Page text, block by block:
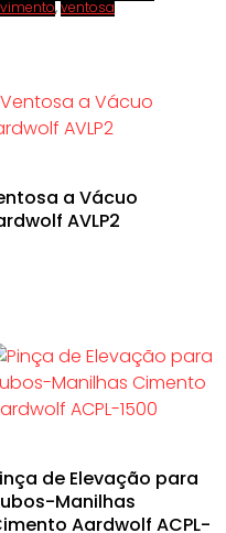
,ventosa
a Vácuo
AVLP2
de Elevação para
Manilhas
Aardwolf ACPL-